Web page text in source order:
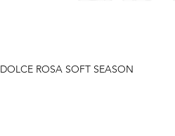
DOLCE ROSA SOFT SEASON